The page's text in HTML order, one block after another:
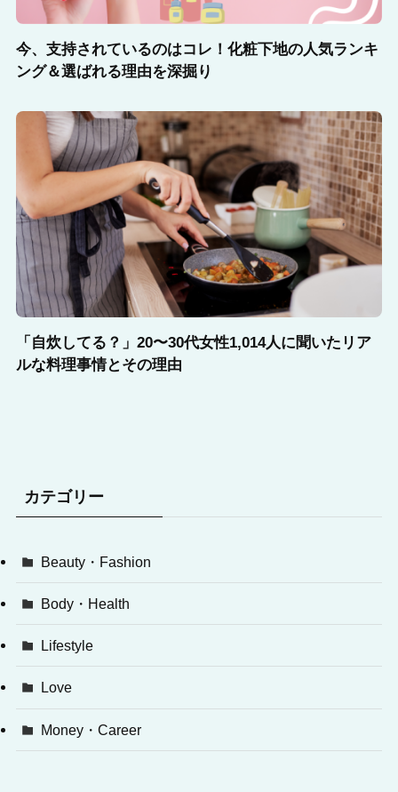
今、支持されているのはコレ！化粧下地の人気ランキ
ング＆選ばれる理由を深掘り
「自炊してる？」20〜30代女性1,014人に聞いたリア
ルな料理事情とその理由
カテゴリー
Beauty・Fashion
Body・Health
Lifestyle
Love
Money・Career